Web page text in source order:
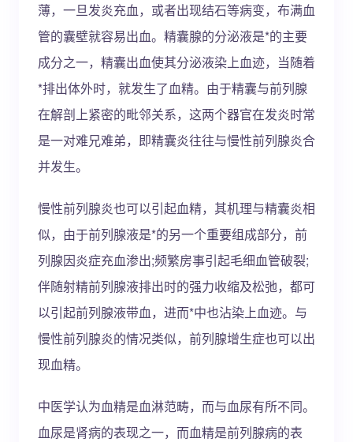
薄，一旦发炎充血，或者出现结石等病变，布满血
管的囊壁就容易出血。精囊腺的分泌液是*的主要
成分之一，精囊出血使其分泌液染上血迹，当随着
*排出体外时，就发生了血精。由于精囊与前列腺
在解剖上紧密的毗邻关系，这两个器官在发炎时常
是一对难兄难弟，即精囊炎往往与慢性前列腺炎合
并发生。
慢性前列腺炎也可以引起血精，其机理与精囊炎相
似，由于前列腺液是*的另一个重要组成部分，前
列腺因炎症充血渗出;频繁房事引起毛细血管破裂;
伴随射精前列腺液排出时的强力收缩及松弛，都可
以引起前列腺液带血，进而*中也沾染上血迹。与
慢性前列腺炎的情况类似，前列腺增生症也可以出
现血精。
中医学认为血精是血淋范畴，而与血尿有所不同。
血尿是肾病的表现之一，而血精是前列腺病的表